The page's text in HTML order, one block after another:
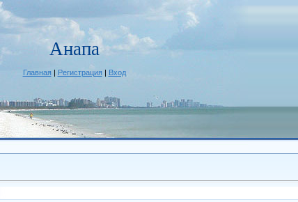
Анапа
Главная| Регистрация| Вход